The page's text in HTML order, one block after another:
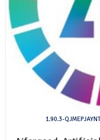
1.90.3-